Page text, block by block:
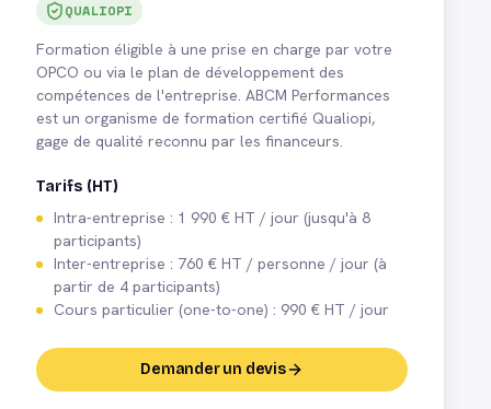
QUALIOPI
Formation éligible à une prise en charge par votre
OPCO ou via le plan de développement des
compétences de l'entreprise. ABCM Performances
est un organisme de formation certifié Qualiopi,
gage de qualité reconnu par les financeurs.
Tarifs (HT)
Intra-entreprise : 1 990 € HT / jour (jusqu'à 8
participants)
Inter-entreprise : 760 € HT / personne / jour (à
partir de 4 participants)
Cours particulier (one-to-one) : 990 € HT / jour
Demander un devis